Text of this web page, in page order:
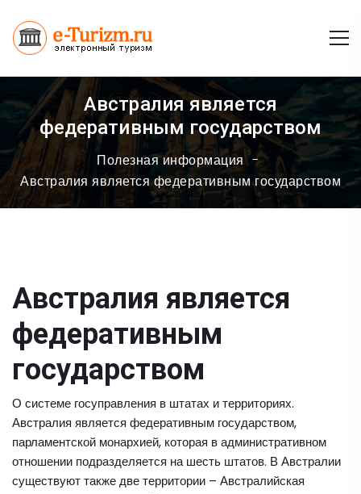
Австралия является
федеративным государством
Полезная информация
Австралия является федеративным государством
Австралия является
федеративным
государством
О системе госуправления в штатах и территориях.
Австралия является федеративным государством,
парламентской монархией, которая в административном
отношении подразделяется на шесть штатов. В Австралии
существуют также две территории – Австралийская